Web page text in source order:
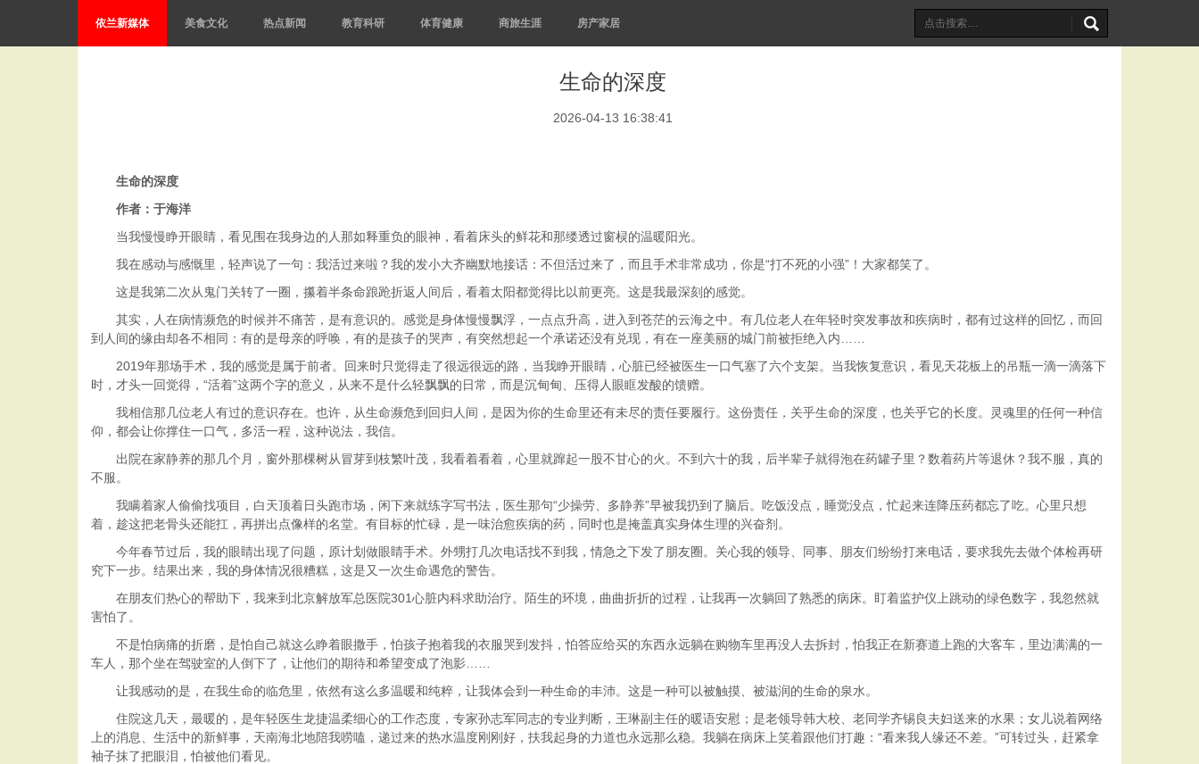
依兰新媒体 美食文化 热点新闻 教育科研 体育健康 商旅生涯 房产家居
生命的深度
2026-04-13 16:38:41
生命的深度
作者：于海洋
当我慢慢睁开眼睛，看见围在我身边的人那如释重负的眼神，看着床头的鲜花和那缕透过窗棂的温暖阳光。
我在感动与感慨里，轻声说了一句：我活过来啦？我的发小大齐幽默地接话：不但活过来了，而且手术非常成功，你是“打不死的小强”！大家都笑了。
这是我第二次从鬼门关转了一圈，攥着半条命踉跄折返人间后，看着太阳都觉得比以前更亮。这是我最深刻的感觉。
其实，人在病情濒危的时候并不痛苦，是有意识的。感觉是身体慢慢飘浮，一点点升高，进入到苍茫的云海之中。有几位老人在年轻时突发事故和疾病时，都有过这样的回忆，而回
到人间的缘由却各不相同：有的是母亲的呼唤，有的是孩子的哭声，有突然想起一个承诺还没有兑现，有在一座美丽的城门前被拒绝入内……
2019年那场手术，我的感觉是属于前者。回来时只觉得走了很远很远的路，当我睁开眼睛，心脏已经被医生一口气塞了六个支架。当我恢复意识，看见天花板上的吊瓶一滴一滴落下
时，才头一回觉得，“活着”这两个字的意义，从来不是什么轻飘飘的日常，而是沉甸甸、压得人眼眶发酸的馈赠。
我相信那几位老人有过的意识存在。也许，从生命濒危到回归人间，是因为你的生命里还有未尽的责任要履行。这份责任，关乎生命的深度，也关乎它的长度。灵魂里的任何一种信
仰，都会让你撑住一口气，多活一程，这种说法，我信。
出院在家静养的那几个月，窗外那棵树从冒芽到枝繁叶茂，我看着看着，心里就蹿起一股不甘心的火。不到六十的我，后半辈子就得泡在药罐子里？数着药片等退休？我不服，真的
不服。
我瞒着家人偷偷找项目，白天顶着日头跑市场，闲下来就练字写书法，医生那句“少操劳、多静养”早被我扔到了脑后。吃饭没点，睡觉没点，忙起来连降压药都忘了吃。心里只想
着，趁这把老骨头还能扛，再拼出点像样的名堂。有目标的忙碌，是一味治愈疾病的药，同时也是掩盖真实身体生理的兴奋剂。
今年春节过后，我的眼睛出现了问题，原计划做眼睛手术。外甥打几次电话找不到我，情急之下发了朋友圈。关心我的领导、同事、朋友们纷纷打来电话，要求我先去做个体检再研
究下一步。结果出来，我的身体情况很糟糕，这是又一次生命遇危的警告。
在朋友们热心的帮助下，我来到北京解放军总医院301心脏内科求助治疗。陌生的环境，曲曲折折的过程，让我再一次躺回了熟悉的病床。盯着监护仪上跳动的绿色数字，我忽然就
害怕了。
不是怕病痛的折磨，是怕自己就这么睁着眼撒手，怕孩子抱着我的衣服哭到发抖，怕答应给买的东西永远躺在购物车里再没人去拆封，怕我正在新赛道上跑的大客车，里边满满的一
车人，那个坐在驾驶室的人倒下了，让他们的期待和希望变成了泡影……
让我感动的是，在我生命的临危里，依然有这么多温暖和纯粹，让我体会到一种生命的丰沛。这是一种可以被触摸、被滋润的生命的泉水。
住院这几天，最暖的，是年轻医生龙捷温柔细心的工作态度，专家孙志军同志的专业判断，王琳副主任的暖语安慰；是老领导韩大校、老同学齐锡良夫妇送来的水果；女儿说着网络
上的消息、生活中的新鲜事，天南海北地陪我唠嗑，递过来的热水温度刚刚好，扶我起身的力道也永远那么稳。我躺在病床上笑着跟他们打趣：“看来我人缘还不差。”可转过头，赶紧拿
袖子抹了把眼泪，怕被他们看见。